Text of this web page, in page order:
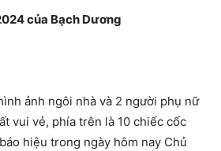
của Bạch Dương
ảnh ngôi nhà và 2 người phụ nữ
vui vẻ, phía trên là 10 chiếc cốc
hiệu trong ngày hôm nay Chủ